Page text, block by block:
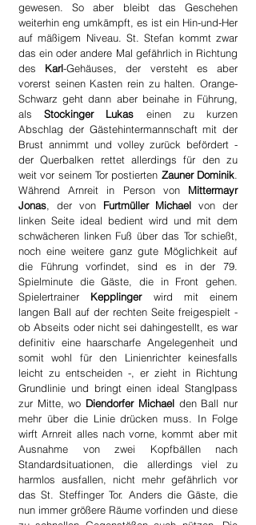
gewesen. So aber bleibt das Geschehen
weiterhin eng umkämpft, es ist ein Hin-und-Her
auf mäßigem Niveau. St. Stefan kommt zwar
das ein oder andere Mal gefährlich in Richtung
des Karl-Gehäuses, der versteht es aber
vorerst seinen Kasten rein zu halten. Orange-
Schwarz geht dann aber beinahe in Führung,
als Stockinger Lukas einen zu kurzen
Abschlag der Gästehintermannschaft mit der
Brust annimmt und volley zurück befördert -
der Querbalken rettet allerdings für den zu
weit vor seinem Tor postierten Zauner Dominik.
Während Arnreit in Person von Mittermayr
Jonas, der von Furtmüller Michael von der
linken Seite ideal bedient wird und mit dem
schwächeren linken Fuß über das Tor schießt,
noch eine weitere ganz gute Möglichkeit auf
die Führung vorfindet, sind es in der 79.
Spielminute die Gäste, die in Front gehen.
Spielertrainer Kepplinger wird mit einem
langen Ball auf der rechten Seite freigespielt -
ob Abseits oder nicht sei dahingestellt, es war
definitiv eine haarscharfe Angelegenheit und
somit wohl für den Linienrichter keinesfalls
leicht zu entscheiden -, er zieht in Richtung
Grundlinie und bringt einen ideal Stanglpass
zur Mitte, wo Diendorfer Michael den Ball nur
mehr über die Linie drücken muss. In Folge
wirft Arnreit alles nach vorne, kommt aber mit
Ausnahme von zwei Kopfbällen nach
Standardsituationen, die allerdings viel zu
harmlos ausfallen, nicht mehr gefährlich vor
das St. Steffinger Tor. Anders die Gäste, die
nun immer größere Räume vorfinden und diese